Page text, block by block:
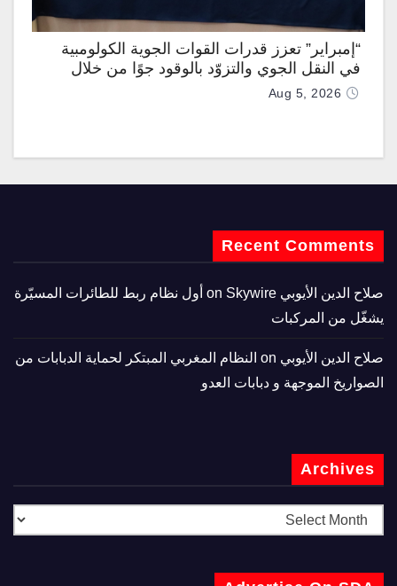
“إمبراير” تعزز قدرات القوات الجوية الكولومبية
في النقل الجوي والتزوّد بالوقود جوًا من خلال
تزويدها بطائرتي “كيه سي-390 ميلينيوم”
Aug 5, 2026
Recent Comments
صلاح الدين الأيوبي
Skywire أول نظام ربط للطائرات المسيّرة
يشغّل من المركبات
صلاح الدين الأيوبي
النظام المغربي المبتكر لحماية الدبابات من
الصواريخ الموجهة و دبابات العدو
Archives